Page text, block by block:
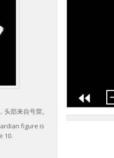
部来自号窟。
figure is
10.